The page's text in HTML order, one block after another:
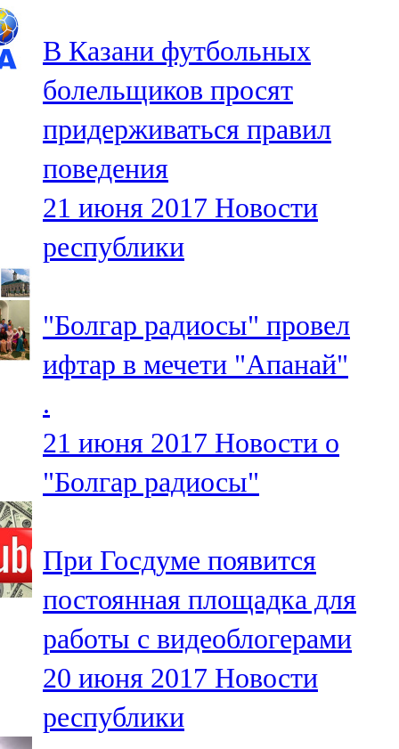
106,1 FM
Түбән Кама
102,6 FM
Чирмешән
107,7 FM
Чистай
Чүпрәле
91,0 FM
Шәмәрдән
102,3 FM
Яңа чишмә
Яр Чаллы
105,5 FM
В Казани футбольных
болельщиков просят
придерживаться правил
поведения
21 июня 2017 Новости
республики
"Болгар радиосы" провел
ифтар в мечети "Апанай"
.
21 июня 2017 Новости о
"Болгар радиосы"
При Госдуме появится
постоянная площадка для
работы с видеоблогерами
20 июня 2017 Новости
республики